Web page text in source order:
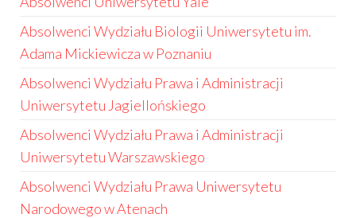
Absolwenci Wydziału Biologii Uniwersytetu im.
Adama Mickiewicza w Poznaniu
Absolwenci Wydziału Prawa i Administracji
Uniwersytetu Jagiellońskiego
Absolwenci Wydziału Prawa i Administracji
Uniwersytetu Warszawskiego
Absolwenci Wydziału Prawa Uniwersytetu
Narodowego w Atenach